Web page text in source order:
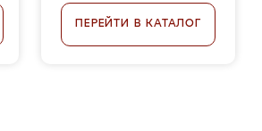
ПЕРЕЙТИ В КАТАЛОГ